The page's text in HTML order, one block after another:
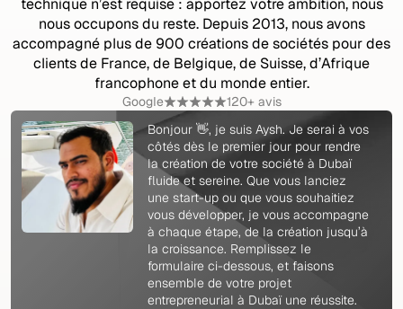
technique n’est requise : apportez votre ambition, nous
nous occupons du reste. Depuis 2013, nous avons
accompagné plus de 900 créations de sociétés pour des
clients de France, de Belgique, de Suisse, d’Afrique
francophone et du monde entier.
Google
120+ avis
Bonjour 👋, je suis Aysh. Je serai à vos
côtés dès le premier jour pour rendre
la création de votre société à Dubaï
fluide et sereine. Que vous lanciez
une start-up ou que vous souhaitiez
vous développer, je vous accompagne
à chaque étape, de la création jusqu’à
la croissance. Remplissez le
formulaire ci-dessous, et faisons
ensemble de votre projet
entrepreneurial à Dubaï une réussite.